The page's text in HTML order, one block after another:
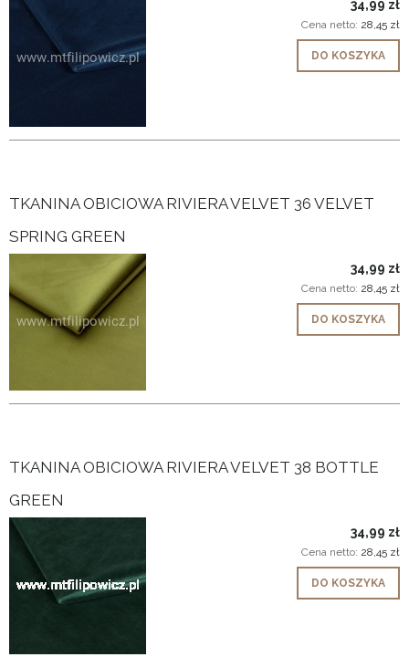
34,99 zł
Cena netto: 28,45 zł
DO KOSZYKA
TKANINA OBICIOWA RIVIERA VELVET 36 VELVET
SPRING GREEN
34,99 zł
Cena netto: 28,45 zł
DO KOSZYKA
TKANINA OBICIOWA RIVIERA VELVET 38 BOTTLE
GREEN
34,99 zł
Cena netto: 28,45 zł
DO KOSZYKA